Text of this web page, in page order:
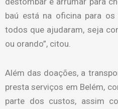
baú está na oficina para
todos que ajudaram, seja
ou orando”, citou.
Além das doações, a
presta serviços em Belém,
parte dos custos, assim